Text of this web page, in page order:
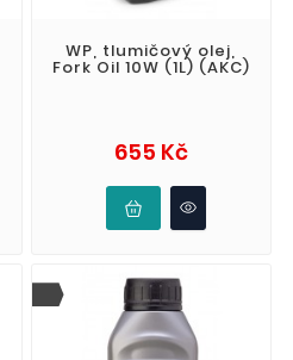
WP, tlumičový olej,
Fork Oil 10W (1L) (AKC)
655 KčCena